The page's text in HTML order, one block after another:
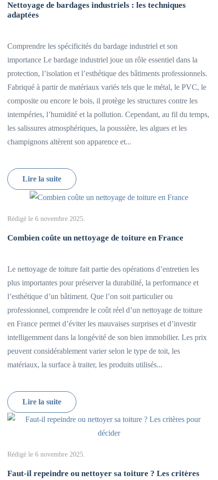
Nettoyage de bardages industriels : les techniques
adaptées
Comprendre les spécificités du bardage industriel et son
importance Le bardage industriel joue un rôle essentiel dans la
protection, l’isolation et l’esthétique des bâtiments professionnels.
Fabriqué à partir de matériaux variés tels que le métal, le PVC, le
composite ou encore le bois, il protège les structures contre les
intempéries, l’humidité et la pollution. Cependant, au fil du temps,
les salissures atmosphériques, la poussière, les algues et les
champignons altèrent son apparence et...
Lire la suite
Rédigé le 6 novembre 2025
Combien coûte un nettoyage de toiture en France
Le nettoyage de toiture fait partie des opérations d’entretien les
plus importantes pour préserver la durabilité, la performance et
l’esthétique d’un bâtiment. Que l’on soit particulier ou
professionnel, comprendre le coût réel d’un nettoyage de toiture
en France permet d’éviter les mauvaises surprises et d’investir
intelligemment dans la longévité de son bien immobilier. Les prix
peuvent considérablement varier selon le type de toit, les
matériaux, la surface à traiter, les produits utilisés...
Lire la suite
Rédigé le 6 novembre 2025
Faut-il repeindre ou nettoyer sa toiture ? Les critères